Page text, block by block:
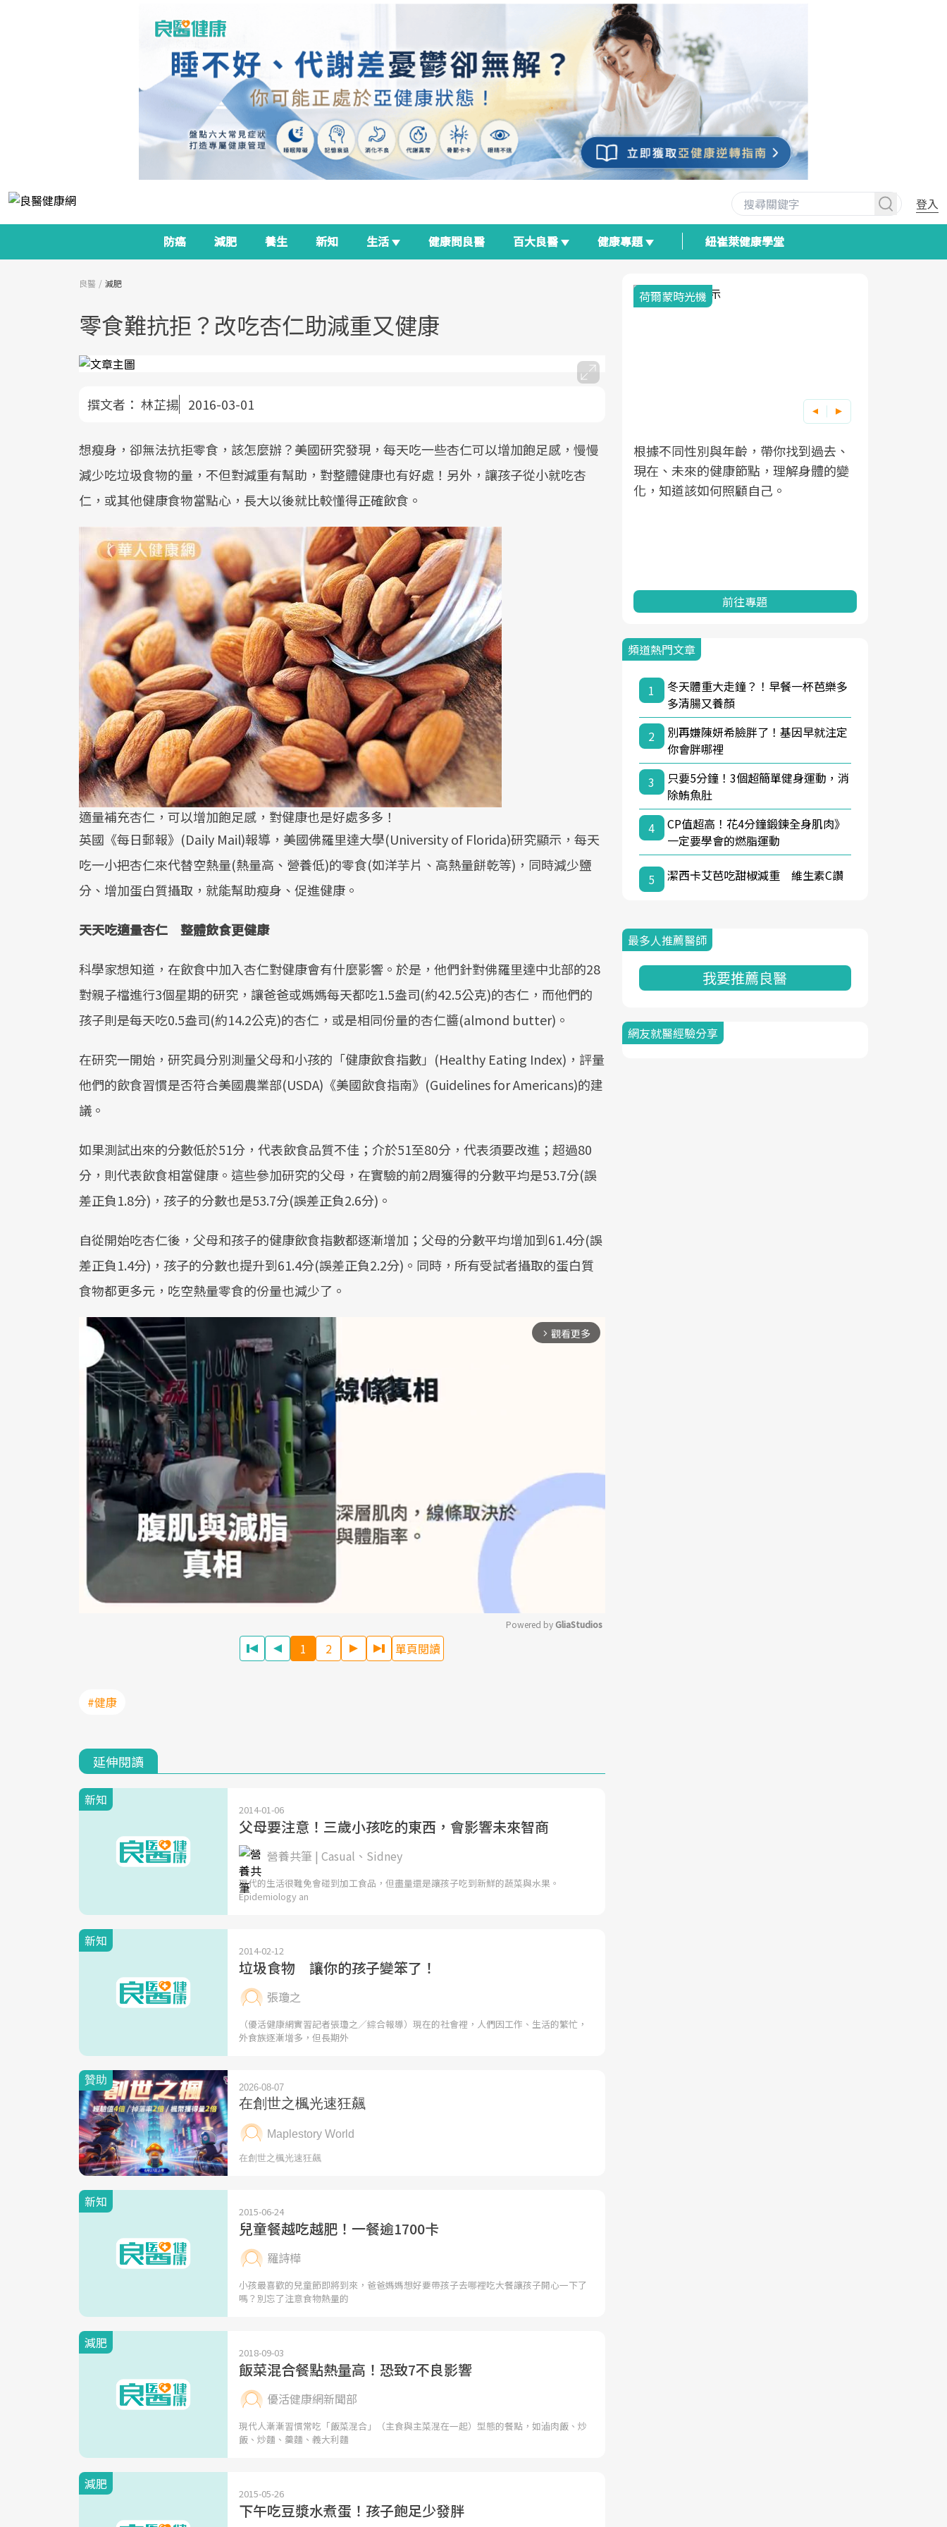
登入
防癌 減肥 養生 新知 生活 健康問良醫 百大良醫 健康專題 紐崔萊健康學堂
良醫 減肥
零食難抗拒？改吃杏仁助減重又健康
撰文者： 林芷揚 2016-03-01
想瘦身，卻無法抗拒零食，該怎麼辦？美國研究發現，每天吃一些杏仁可以增加飽足感，慢慢
減少吃垃圾食物的量，不但對減重有幫助，對整體健康也有好處！另外，讓孩子從小就吃杏
仁，或其他健康食物當點心，長大以後就比較懂得正確飲食。
適量補充杏仁，可以增加飽足感，對健康也是好處多多！
英國《每日郵報》(Daily Mail)報導，美國佛羅里達大學(University of Florida)研究顯示，每天
吃一小把杏仁來代替空熱量(熱量高、營養低)的零食(如洋芋片、高熱量餅乾等)，同時減少鹽
分、增加蛋白質攝取，就能幫助瘦身、促進健康。
天天吃適量杏仁 整體飲食更健康
科學家想知道，在飲食中加入杏仁對健康會有什麼影響。於是，他們針對佛羅里達中北部的28
對親子檔進行3個星期的研究，讓爸爸或媽媽每天都吃1.5盎司(約42.5公克)的杏仁，而他們的
孩子則是每天吃0.5盎司(約14.2公克)的杏仁，或是相同份量的杏仁醬(almond butter)。
在研究一開始，研究員分別測量父母和小孩的「健康飲食指數」(Healthy Eating Index)，評量
他們的飲食習慣是否符合美國農業部(USDA)《美國飲食指南》(Guidelines for Americans)的建
議。
如果測試出來的分數低於51分，代表飲食品質不佳；介於51至80分，代表須要改進；超過80
分，則代表飲食相當健康。這些參加研究的父母，在實驗的前2周獲得的分數平均是53.7分(誤
差正負1.8分)，孩子的分數也是53.7分(誤差正負2.6分)。
自從開始吃杏仁後，父母和孩子的健康飲食指數都逐漸增加；父母的分數平均增加到61.4分(誤
差正負1.4分)，孩子的分數也提升到61.4分(誤差正負2.2分)。同時，所有受試者攝取的蛋白質
食物都更多元，吃空熱量零食的份量也減少了。
arrow_forward_ios 觀看更多
Powered by GliaStudios
1 2 單頁閱讀
#健康
延伸閱讀
新知
2014-01-06
父母要注意！三歲小孩吃的東西，會影響未來智商
營養共筆 | Casual、Sidney
現代的生活很難免會碰到加工食品，但盡量還是讓孩子吃到新鮮的蔬菜與水果。
Epidemiology an
新知
2014-02-12
垃圾食物 讓你的孩子變笨了！
張瓊之
（優活健康網實習記者張瓊之／綜合報導）現在的社會裡，人們因工作、生活的繁忙，
外食族逐漸增多，但長期外
新知
2015-06-24
兒童餐越吃越肥！一餐逾1700卡
羅詩樺
小孩最喜歡的兒童節即將到來，爸爸媽媽想好要帶孩子去哪裡吃大餐讓孩子開心一下了
嗎？別忘了注意食物熱量的
減肥
2018-09-03
飯菜混合餐點熱量高！恐致7不良影響
優活健康網新聞部
現代人漸漸習慣常吃「飯菜混合」（主食與主菜混在一起）型態的餐點，如滷肉飯、炒
飯、炒麵、羹麵、義大利麵
減肥
2015-05-26
下午吃豆漿水煮蛋！孩子飽足少發胖
面對超高齡社會的浪潮，台灣正在快速
邁向「健康照護」的新時代。隨著國家
政策如「健康台灣推動委員會」與「長
照3.0」的推進，「預防醫學」已成全民
關注的核心議題。然而，健檢不只是醫
療院所的服務，更是民眾了解自身健康
狀況、啟動健康管理的重要起點。
前往專題
2025年，就到良醫生活祭體驗「一站式
健康新生活」，從講座、體驗到運動，
全面啟動你的健康革命！
前往專題
良醫健康網從「換季的身體變化」出
發，透過醫學觀點與日常感受的對話，
建立對亞健康的認知，進而引導實際的
改善行動。
前往專題
荷爾蒙時光機
根據不同性別與年齡，帶你找到過去、
現在、未來的健康節點，理解身體的變
化，知道該如何照顧自己。
前往專題
頻道熱門文章
1
冬天體重大走鐘？！早餐一杯芭樂多
多清腸又養顏
2
別再嫌陳妍希臉胖了！基因早就注定
你會胖哪裡
3
只要5分鐘！3個超簡單健身運動，消
除鮪魚肚
4
CP值超高！花4分鐘鍛鍊全身肌肉》
一定要學會的燃脂運動
5 潔西卡艾芭吃甜椒減重 維生素C讚
最多人推薦醫師
我要推薦良醫
網友就醫經驗分享